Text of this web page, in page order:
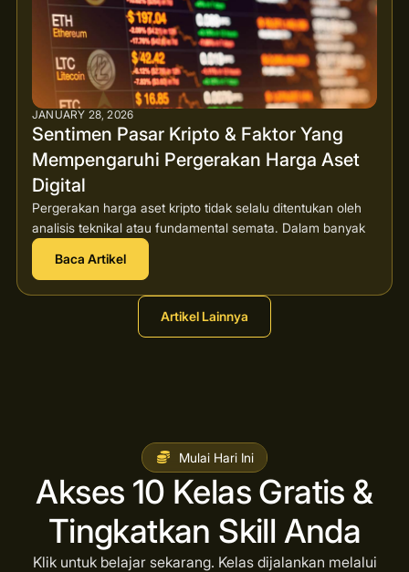
JANUARY 28, 2026
Sentimen Pasar Kripto & Faktor Yang
Mempengaruhi Pergerakan Harga Aset
Digital
Pergerakan harga aset kripto tidak selalu ditentukan oleh
analisis teknikal atau fundamental semata. Dalam banyak
Baca Artikel
Artikel Lainnya
Mulai Hari Ini
Akses 10 Kelas Gratis &
Tingkatkan Skill Anda
Klik untuk belajar sekarang. Kelas dijalankan melalui